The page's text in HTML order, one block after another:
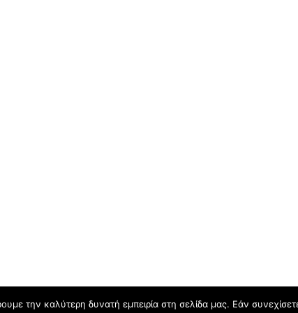
αντίκτυπο του Covid-19 Η μαρτυρία του
την καλύτερη δυνατή εμπειρία στη σελίδα μας. Εάν